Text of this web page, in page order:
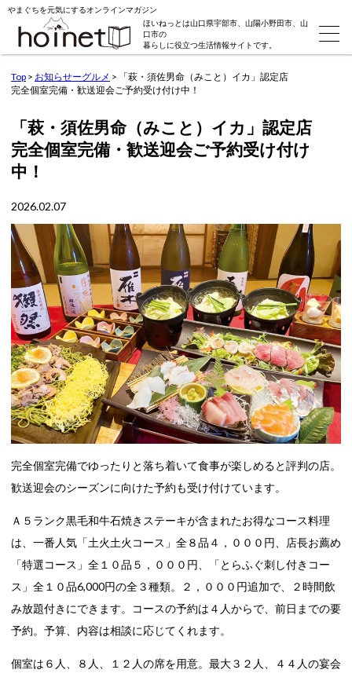
やまぐちを元気にするオンラインマガジン
ほいねっとは山口県宇部市、山陽小野田市、山
口市の
暮らしに役立つ生活情報サイトです。
Top > お知らせーグルメ >
「萩・須佐男命（みこと）イカ」認定店
完全個室完備・歓送迎会ご予約受け付け中！
「萩・須佐男命（みこと）イカ」認定店
完全個室完備・歓送迎会ご予約受け付け
中！
2026.02.07
完全個室完備でゆったりと落ち着いて食事が楽しめると評判の店。
歓送迎会のシーズンに向けた予約も受け付けています。
Ａ５ランク黒毛和牛石焼きステーキが含まれたお得なコース料理
は、一番人気「土火土火コース」全８品４，０００円、店長お薦め
「特選コース」全１０品５，０００円、「とらふぐ刺し付きコー
ス」全１０品6,000円の全３種類。２，０００円追加で、２時間飲
み放題付きにできます。コースの予約は４人からで、前日までの要
予約。予算、内容は相談に応じてくれます。
個室は６人、８人、１２人の席を用意。最大３２人、４４人の宴会